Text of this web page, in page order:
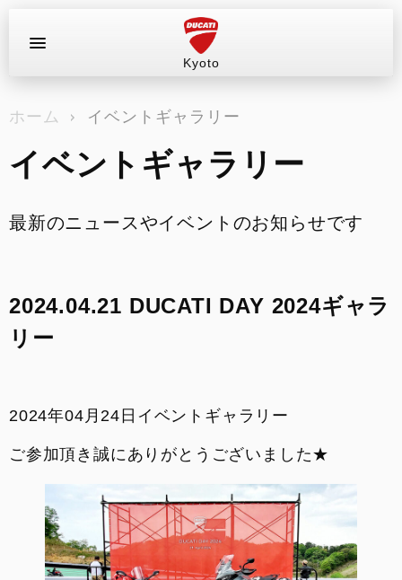
Kyoto
ラインナップ
店舗情報
新車
イベント
サービス
DOC京都
ホーム イベントギャラリー
イベントギャラリー
最新のニュースやイベントのお知らせです
2024.04.21 DUCATI DAY 2024ギャラ
リー
2024年04月24日 イベントギャラリー
ご参加頂き誠にありがとうございました★